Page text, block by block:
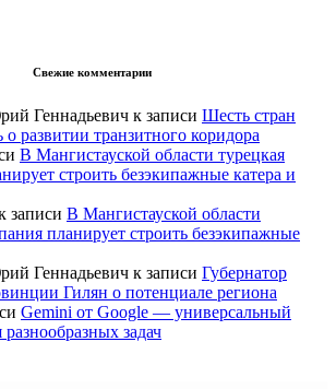
Свежие комментарии
Геннадьевич к записи Шесть стран
о развитии транзитного коридора
В Мангистауской области турецкая
строить безэкипажные катера и
записи В Мангистауской области
планирует строить безэкипажные
Геннадьевич к записи Губернатор
Гилян о потенциале региона
Gemini от Google — универсальный
разнообразных задач